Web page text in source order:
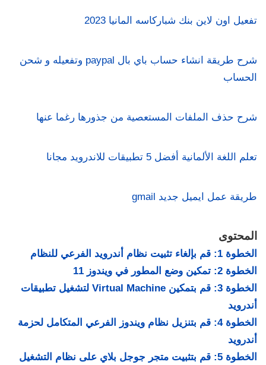
تفعيل اون لاين بنك شباركاسه المانيا 2023
شرح طريقة انشاء حساب باي بال paypal وتفعيله و شحن
الحساب
شرح حذف الملفات المستعصية من جذورها رغما عنها
تعلم اللغة الألمانية أفضل 5 تطبيقات للاندرويد مجانا
طريقة عمل ايميل جديد gmail
المحتوى
الخطوة 1: قم بإلغاء تثبيت نظام أندرويد الفرعي للنظام
الخطوة 2: تمكين وضع المطور في ويندوز 11
الخطوة 3: قم بتمكين Virtual Machine لتشغيل تطبيقات
أندرويد
الخطوة 4: قم بتنزيل نظام ويندوز الفرعي المتكامل لحزمة
أندرويد
الخطوة 5: قم بتثبيت متجر جوجل بلاي على نظام التشغيل